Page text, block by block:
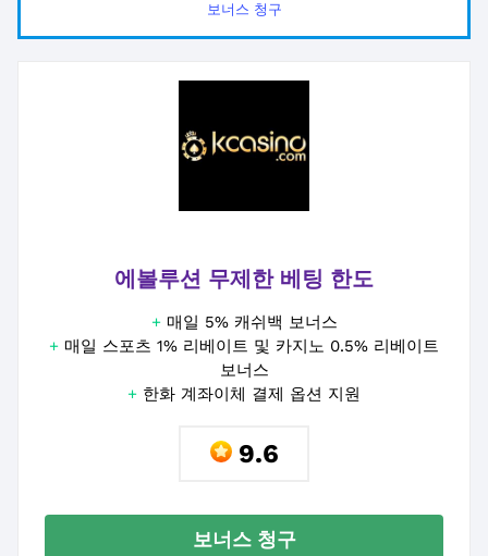
보너스 청구
에볼루션 무제한 베팅 한도
+ 매일 5% 캐쉬백 보너스
+ 매일 스포츠 1% 리베이트 및 카지노 0.5% 리베이트
보너스
+ 한화 계좌이체 결제 옵션 지원
9.6
보너스 청구